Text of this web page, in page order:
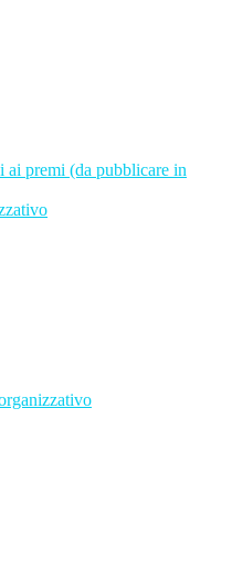
ai premi (da pubblicare in